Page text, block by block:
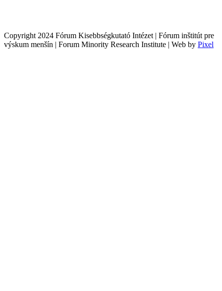
Copyright 2024 Fórum Kisebbségkutató Intézet | Fórum inštitút pre
výskum menšín | Forum Minority Research Institute | Web by Pixel